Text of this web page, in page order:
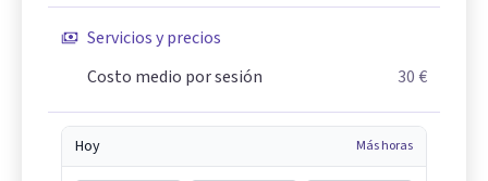
Servicios y precios
Costo medio por sesión
30 €
Hoy Más horas